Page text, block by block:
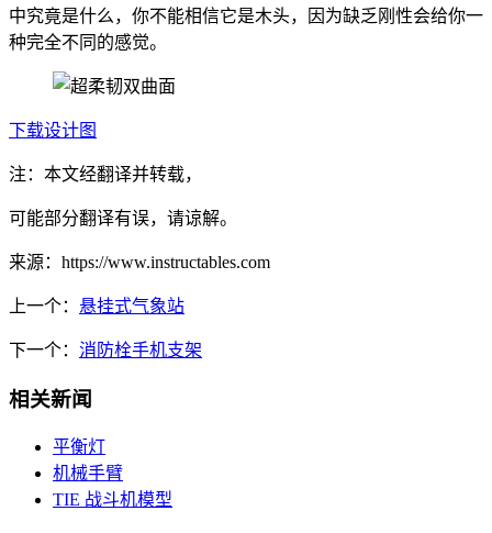
中究竟是什么，你不能相信它是木头，因为缺乏刚性会给你一
种完全不同的感觉。
下载设计图
注：本文经翻译并转载，
可能部分翻译有误，请谅解。
来源：https://www.instructables.com
上一个： 悬挂式气象站
下一个： 消防栓手机支架
相关新闻
平衡灯
机械手臂
TIE 战斗机模型